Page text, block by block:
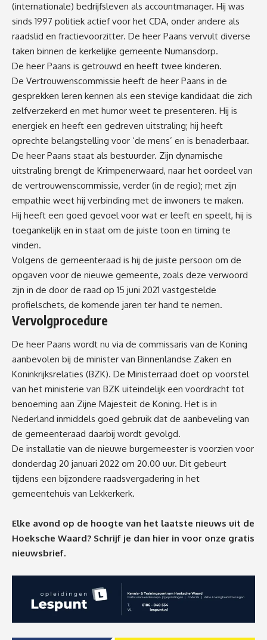
(internationale) bedrijfsleven als accountmanager. Hij was
sinds 1997 politiek actief voor het CDA, onder andere als
raadslid en fractievoorzitter. De heer Paans vervult diverse
taken binnen de kerkelijke gemeente Numansdorp.
De heer Paans is getrouwd en heeft twee kinderen.
De Vertrouwenscommissie heeft de heer Paans in de
gesprekken leren kennen als een stevige kandidaat die zich
zelfverzekerd en met humor weet te presenteren. Hij is
energiek en heeft een gedreven uitstraling; hij heeft
oprechte belangstelling voor ‘de mens’ en is benaderbaar.
De heer Paans staat als bestuurder. Zijn dynamische
uitstraling brengt de Krimpenerwaard, naar het oordeel van
de vertrouwenscommissie, verder (in de regio); met zijn
empathie weet hij verbinding met de inwoners te maken.
Hij heeft een goed gevoel voor wat er leeft en speelt, hij is
toegankelijk en in staat om de juiste toon en timing te
vinden.
Volgens de gemeenteraad is hij de juiste persoon om de
opgaven voor de nieuwe gemeente, zoals deze verwoord
zijn in de door de raad op 15 juni 2021 vastgestelde
profielschets, de komende jaren ter hand te nemen.
Vervolgprocedure
De heer Paans wordt nu via de commissaris van de Koning
aanbevolen bij de minister van Binnenlandse Zaken en
Koninkrijksrelaties (BZK). De Ministerraad doet op voorstel
van het ministerie van BZK uiteindelijk een voordracht tot
benoeming aan Zijne Majesteit de Koning. Het is in
Nederland inmiddels goed gebruik dat de aanbeveling van
de gemeenteraad daarbij wordt gevolgd.
De installatie van de nieuwe burgemeester is voorzien voor
donderdag 20 januari 2022 om 20.00 uur. Dit gebeurt
tijdens een bijzondere raadsvergadering in het
gemeentehuis van Lekkerkerk.
Elke avond op de hoogte van het laatste nieuws uit de
Hoeksche Waard? Schrijf je dan hier in voor onze gratis
nieuwsbrief.